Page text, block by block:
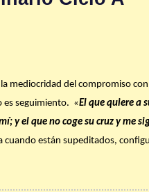
mediocridad del compromiso
es seguimiento. «El que quiere a
y el que no coge su cruz y me
están supeditados,
valor supremo; sólo Dios.